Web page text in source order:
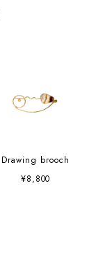
Drawing brooch
¥8,800